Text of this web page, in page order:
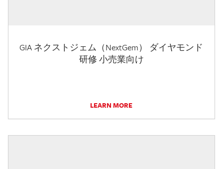
GIA ネクストジェム（NextGem） ダイヤモンド
研修 小売業向け
LEARN MORE